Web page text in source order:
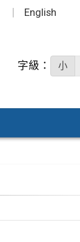
English
字級： 小